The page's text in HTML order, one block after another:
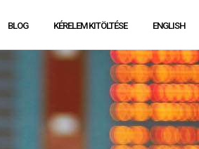
BLOG KÉRELEM KITÖLTÉSE ENGLISH